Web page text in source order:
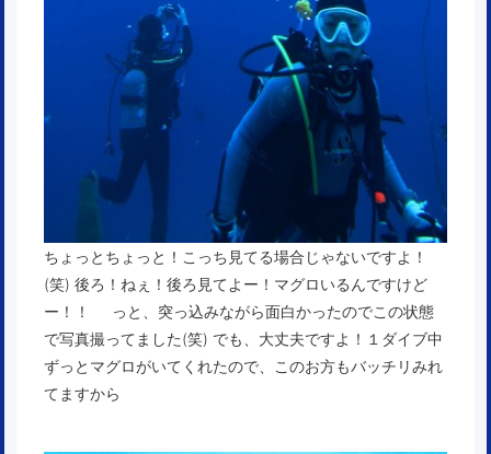
ちょっとちょっと！こっち見てる場合じゃないですよ！
(笑) 後ろ！ねぇ！後ろ見てよー！マグロいるんですけど
ー！！ っと、突っ込みながら面白かったのでこの状態
で写真撮ってました(笑) でも、大丈夫ですよ！１ダイブ中
ずっとマグロがいてくれたので、このお方もバッチリみれ
てますから